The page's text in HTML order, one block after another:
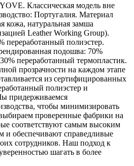
Классическая модель вне
Португалия. Материал
кожа, натуральная замша
Leather Working Group).
переработанный полиэстер.
подошва: 70%
переработанный термопластик.
прозрачности на каждом этапе
из сертифицированных
полиэстер и
придерживаемся
чтобы минимизировать
проверенные фабрики на
соответствуют самым высоким
и обеспечивают справедливые
сотрудников. Наш подход к
шагать в более